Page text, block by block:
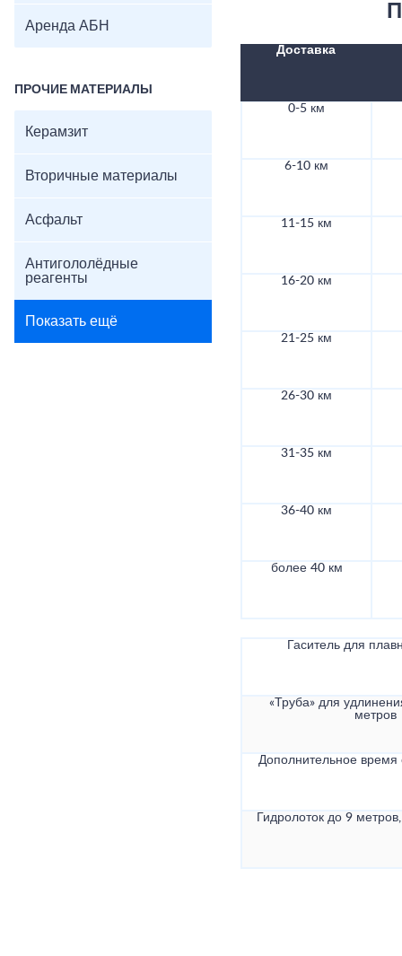
Аренда АБН
ПРОЧИЕ МАТЕРИАЛЫ
Керамзит
Вторичные материалы
Асфальт
Антигололёдные
реагенты
Показать ещё
Доставка
0-5 км
6-10 км
11-15 км
16-20 км
21-25 км
26-30 км
31-35 км
36-40 км
более 40 км
Гаситель для
«Труба» для
метров
Дополнительное
Гидролоток до 9